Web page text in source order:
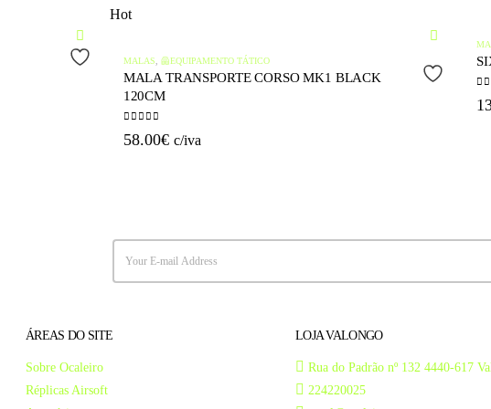
Hot
MALAS 🦺EQUIPAMENTO TÁTICO
MALA TRANSPORTE CORSO MK1 BLACK
120CM
58.00€ c/iva
ÁREAS DO SITE
Sobre Ocaleiro
Réplicas Airsoft
LOJA VALONGO
Rua do Padrão nº 132 4440-617
224220025